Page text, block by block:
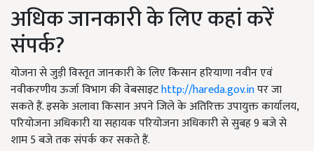
अधिक जानकारी के लिए कहां करें
संपर्क?
योजना से जुड़ी विस्तृत जानकारी के लिए किसान हरियाणा नवीन एवं
नवीकरणीय ऊर्जा विभाग की वेबसाइटhttp://hareda.gov.inपर जा
सकते हैं. इसके अलावा किसान अपने जिले के अतिरिक्त उपायुक्त कार्यालय,
परियोजना अधिकारी या सहायक परियोजना अधिकारी से सुबह 9 बजे से
शाम 5 बजे तक संपर्क कर सकते हैं.